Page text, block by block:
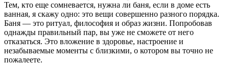
Тем, кто еще сомневается, нужна ли баня, если в доме есть
ванная, я скажу одно: это вещи совершенно разного порядка.
Баня — это ритуал, философия и образ жизни. Попробовав
однажды правильный пар, вы уже не сможете от него
отказаться. Это вложение в здоровье, настроение и
незабываемые моменты с близкими, о котором вы точно не
пожалеете.